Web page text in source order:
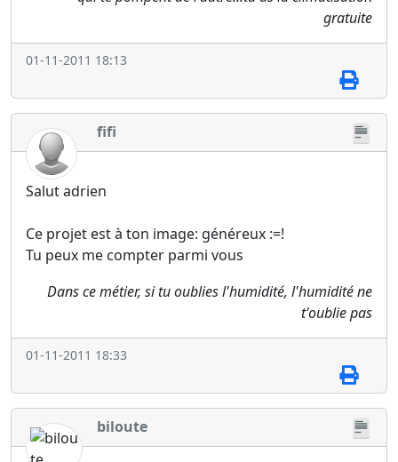
gratuite
01-11-2011 18:13
fifi
Salut adrien
Ce projet est à ton image: généreux :=!
Tu peux me compter parmi vous
Dans ce métier, si tu oublies l'humidité, l'humidité ne
t'oublie pas
01-11-2011 18:33
biloute